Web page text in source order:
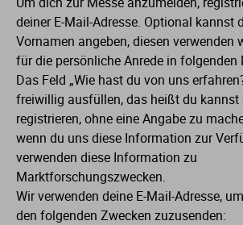
deiner E-Mail-Adresse. Optional kannst
Vornamen angeben, diesen verwenden
für die persönliche Anrede in folgenden
Das Feld „Wie hast du von uns
freiwillig ausfüllen, das heißt du kannst
registrieren, ohne eine Angabe zu
wenn du uns diese Information zur
verwenden diese Information zu
Marktforschungszwecken.
Wir verwenden deine E-Mail-Adresse,
den folgenden Zwecken zuzusenden: